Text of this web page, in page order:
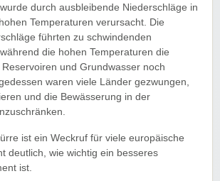
durch ausbleibende Niederschläge in
Temperaturen verursacht. Die
führten zu schwindenden
die hohen Temperaturen die
und Grundwasser noch
waren viele Länder gezwungen,
und die Bewässerung in der
ist ein Weckruf für viele europäische
deutlich, wie wichtig ein besseres
ist.